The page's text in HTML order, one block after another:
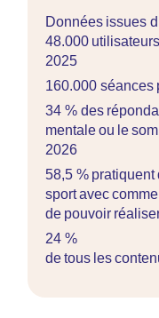
Données issues
48.000
2025
160.000 séances
34 % des
mentale ou le
2026
58,5 % pratiquent
sport avec
de pouvoir
24 %
de tous les